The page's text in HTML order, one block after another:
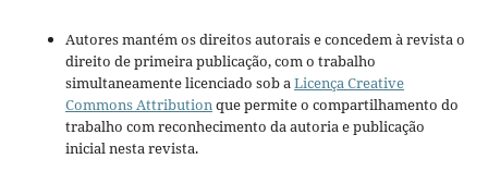
Autores mantém os direitos autorais e concedem à revista o
direito de primeira publicação, com o trabalho
simultaneamente licenciado sob aLicença Creative
Commons Attributionque permite o compartilhamento do
trabalho com reconhecimento da autoria e publicação
inicial nesta revista.